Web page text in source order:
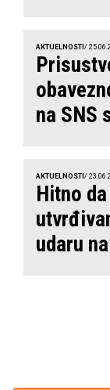
AKTUELNOSTI /
na SNS
AKTUELNOSTI /
Hitno
udaru